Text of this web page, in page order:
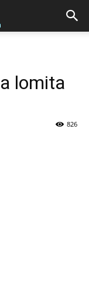
lomita
826